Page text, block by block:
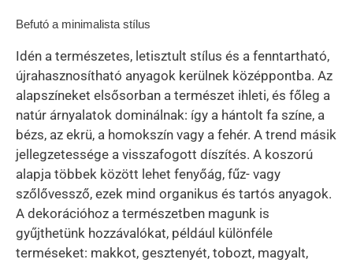
Befutó a minimalista stílus
Idén a természetes, letisztult stílus és a fenntartható,
újrahasznosítható anyagok kerülnek középpontba. Az
alapszíneket elsősorban a természet ihleti, és főleg a
natúr árnyalatok dominálnak: így a hántolt fa színe, a
bézs, az ekrü, a homokszín vagy a fehér. A trend másik
jellegzetessége a visszafogott díszítés. A koszorú
alapja többek között lehet fenyőág, fűz- vagy
szőlővessző, ezek mind organikus és tartós anyagok.
A dekorációhoz a természetben magunk is
gyűjthetünk hozzávalókat, például különféle
terméseket: makkot, gesztenyét, tobozt, magyalt,